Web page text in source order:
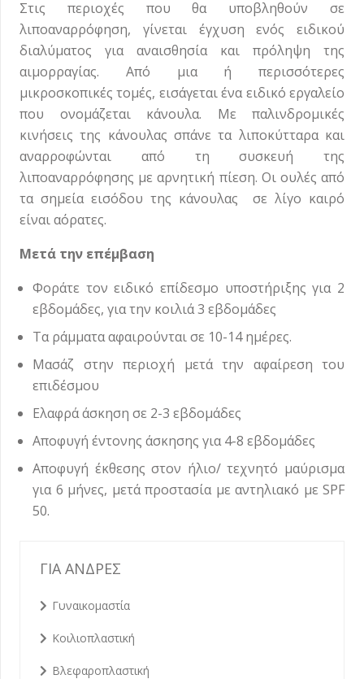
ΓΙΑ ΑΝΔΡΕΣ
Γυναικομαστία
Κοιλιοπλαστική
Βλεφαροπλαστική
Στις περιοχές που θα υποβληθούν σε
λιποαναρρόφηση, γίνεται έγχυση ενός ειδικού
διαλύματος για αναισθησία και πρόληψη της
αιμορραγίας. Από μια ή περισσότερες
μικροσκοπικές τομές, εισάγεται ένα ειδικό εργαλείο
που ονομάζεται κάνουλα. Με παλινδρομικές
κινήσεις της κάνουλας σπάνε τα λιποκύτταρα και
αναρροφώνται από τη συσκευή της
λιποαναρρόφησης με αρνητική πίεση. Οι ουλές από
τα σημεία εισόδου της κάνουλας σε λίγο καιρό
είναι αόρατες.
Μετά την επέμβαση
Φοράτε τον ειδικό επίδεσμο υποστήριξης για 2
εβδομάδες, για την κοιλιά 3 εβδομάδες
Τα ράμματα αφαιρούνται σε 10-14 ημέρες.
Μασάζ στην περιοχή μετά την αφαίρεση του
επιδέσμου
Ελαφρά άσκηση σε 2-3 εβδομάδες
Αποφυγή έντονης άσκησης για 4-8 εβδομάδες
Αποφυγή έκθεσης στον ήλιο/ τεχνητό μαύρισμα
για 6 μήνες, μετά προστασία με αντηλιακό με SPF
50.